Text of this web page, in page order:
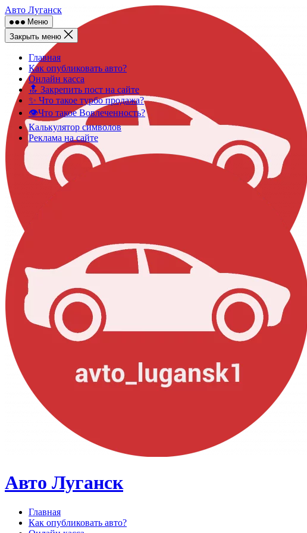
Skip
to
content
Авто Луганск
Меню
Закрыть меню
Главная
Как опубликовать авто?
Онлайн касса
🔝 Закрепить пост на сайте
✨ Что такое турбо продажа?
👁️Что такое Вовлеченность?
Калькулятор символов
Реклама на сайте
Авто Луганск
Главная
Как опубликовать авто?